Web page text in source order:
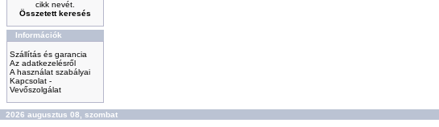
cikk nevét.
Összetett keresés
Információk
Szállítás és garancia
Az adatkezelésről
A használat szabályai
Kapcsolat -
Vevőszolgálat
2026 augusztus 08, szombat